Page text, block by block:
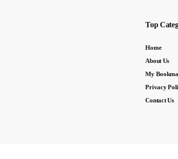
Top
Home
About Us
My
Privacy
Contact Us